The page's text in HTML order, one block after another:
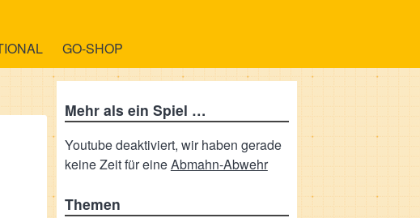
GO-SHOP
Mehr als ein Spiel …
Youtube deaktiviert, wir haben gerade
keine Zeit für eineAbmahn-Abwehr
Themen